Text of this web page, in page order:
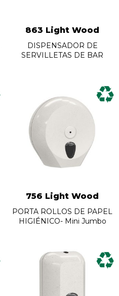
863 Light Wood
DISPENSADOR DE
SERVILLETAS DE BAR
756 Light Wood
PORTA ROLLOS DE PAPEL
HIGIÉNICO- Mini Jumbo